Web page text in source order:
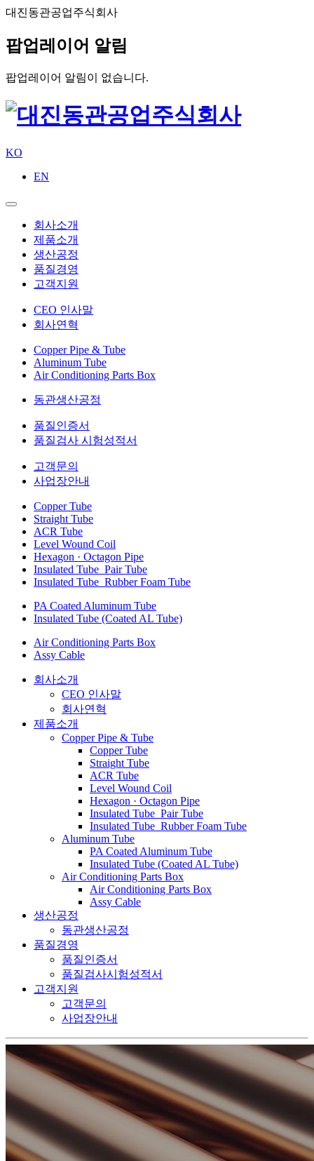
대진동관공업주식회사
팝업레이어 알림
팝업레이어 알림이 없습니다.
KO
EN
회사소개
제품소개
생산공정
품질경영
고객지원
CEO 인사말
회사연혁
Copper Pipe & Tube
Aluminum Tube
Air Conditioning Parts Box
동관생산공정
품질인증서
품질검사 시험성적서
고객문의
사업장안내
Copper Tube
Straight Tube
ACR Tube
Level Wound Coil
Hexagon · Octagon Pipe
Insulated Tube_Pair Tube
Insulated Tube_Rubber Foam Tube
PA Coated Aluminum Tube
Insulated Tube (Coated AL Tube)
Air Conditioning Parts Box
Assy Cable
회사소개
CEO 인사말
회사연혁
제품소개
Copper Pipe & Tube
Copper Tube
Straight Tube
ACR Tube
Level Wound Coil
Hexagon · Octagon Pipe
Insulated Tube_Pair Tube
Insulated Tube_Rubber Foam Tube
Aluminum Tube
PA Coated Aluminum Tube
Insulated Tube (Coated AL Tube)
Air Conditioning Parts Box
Air Conditioning Parts Box
Assy Cable
생산공정
동관생산공정
품질경영
품질인증서
품질검사시험성적서
고객지원
고객문의
사업장안내